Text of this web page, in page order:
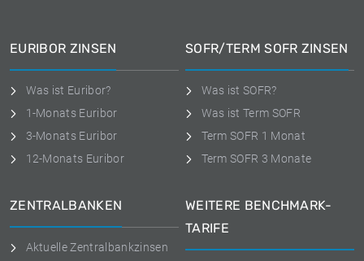
EURIBOR ZINSEN
Was ist Euribor?
1-Monats Euribor
3-Monats Euribor
12-Monats Euribor
SOFR/TERM SOFR ZINSEN
Was ist SOFR?
Was ist Term SOFR
Term SOFR 1 Monat
Term SOFR 3 Monate
ZENTRALBANKEN
Aktuelle Zentralbankzinsen
WEITERE BENCHMARK-
TARIFE